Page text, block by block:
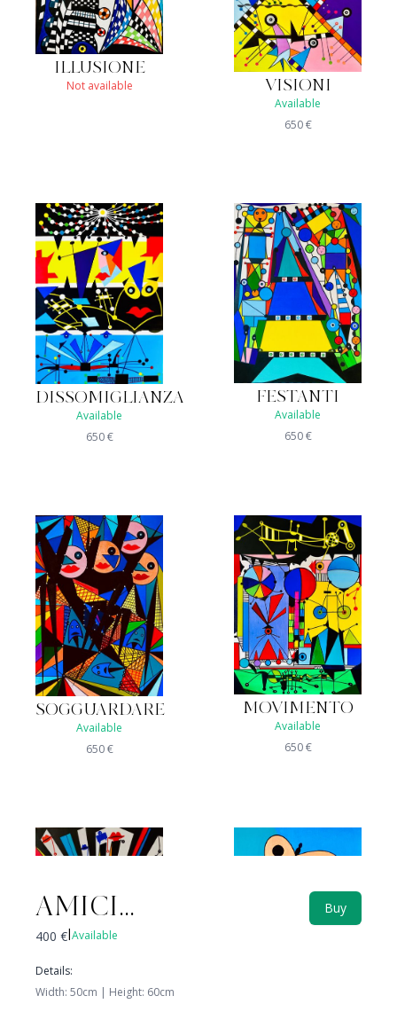
AMICI...
Buy
400 € Available
Details:
Width: 50cm | Height: 60cm
ILLUSIONE
Not available VISIONI
Available
650€
DISSOMIGLIANZA
Available
650€
FESTANTI
Available
650€
SOGGUARDARE
Available
650€
MOVIMENTO
Available
650€